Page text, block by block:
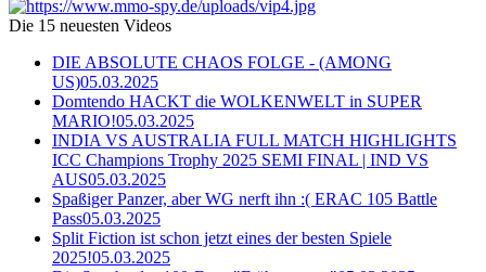
Die 15 neuesten Videos
DIE ABSOLUTE CHAOS FOLGE - (AMONG
US)05.03.2025
Domtendo HACKT die WOLKENWELT in SUPER
MARIO!05.03.2025
INDIA VS AUSTRALIA FULL MATCH HIGHLIGHTS
ICC Champions Trophy 2025 SEMI FINAL | IND VS
AUS05.03.2025
Spaßiger Panzer, aber WG nerft ihn :( ERAC 105 Battle
Pass05.03.2025
Split Fiction ist schon jetzt eines der besten Spiele
2025!05.03.2025